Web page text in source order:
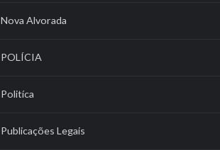
Nova Alvorada
POLÍCIA
Politíca
Publicações Legais